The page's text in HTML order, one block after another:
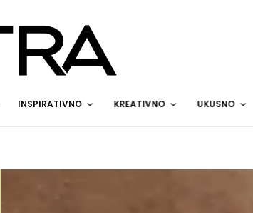
INSPIRATIVNO KREATIVNO UKUSNO